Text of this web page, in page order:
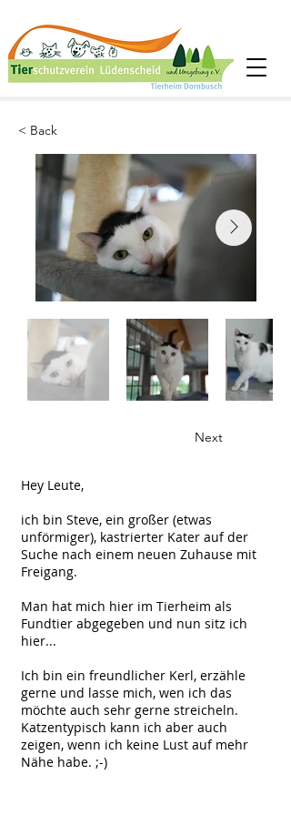
< Back
Next
Hey Leute,
ich bin Steve, ein großer (etwas
unförmiger), kastrierter Kater auf der
Suche nach einem neuen Zuhause mit
Freigang.
Man hat mich hier im Tierheim als
Fundtier abgegeben und nun sitz ich
hier...
Ich bin ein freundlicher Kerl, erzähle
gerne und lasse mich, wen ich das
möchte auch sehr gerne streicheln.
Katzentypisch kann ich aber auch
zeigen, wenn ich keine Lust auf mehr
Nähe habe. ;-)